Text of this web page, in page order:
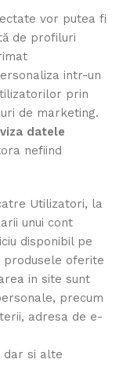
vor putea fi
de profiluri
intr-un
prin
de marketing.
datele
nefiind
Utilizatori, la
unui cont
disponibil pe
produsele oferite
in site sunt
precum
adresa de e-
dar si alte